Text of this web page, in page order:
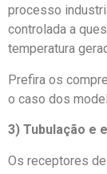
processo
controlada a
temperatura
Prefira os
o caso dos
3) Tubulação e
Os receptores